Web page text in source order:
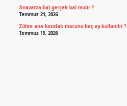
Anavarza bal gerçek bal mıdır ?
Temmuz 21, 2026
Zühre ana kozalak macunu kaç ay kullanılır ?
Temmuz 19, 2026